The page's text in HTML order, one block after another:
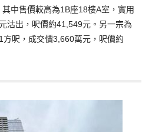
中售價較高為1B座18樓A室，實用
沽出，呎價約41,549元。另一宗為
呎，成交價3,660萬元，呎價約